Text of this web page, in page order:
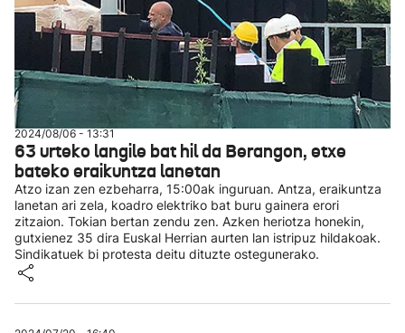
2024/08/06 - 13:31
63 urteko langile bat hil da Berangon, etxe
bateko eraikuntza lanetan
Atzo izan zen ezbeharra, 15:00ak inguruan. Antza, eraikuntza
lanetan ari zela, koadro elektriko bat buru gainera erori
zitzaion. Tokian bertan zendu zen. Azken heriotza honekin,
gutxienez 35 dira Euskal Herrian aurten lan istripuz hildakoak.
Sindikatuek bi protesta deitu dituzte ostegunerako.